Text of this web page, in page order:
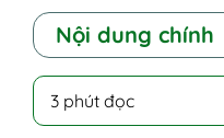
Nội dung chính
I - Cấy
nào?
3 phút đọc